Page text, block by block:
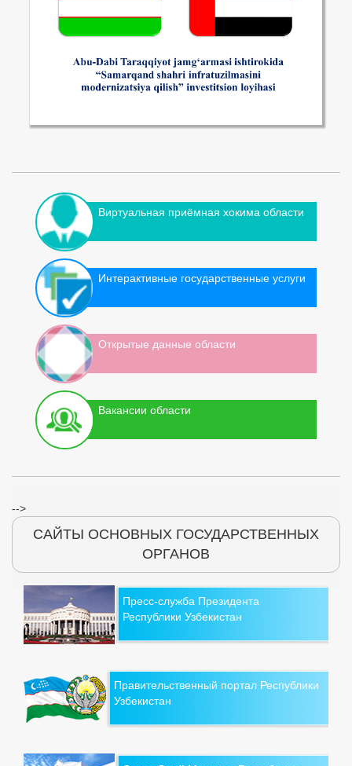
Виртуальная приёмная хокима области
Интерактивные государственные услуги
Открытые данные области
Вакансии области
-->
САЙТЫ ОСНОВНЫХ ГОСУДАРСТВЕННЫХ
ОРГАНОВ
Пресс-служба Президента
Республики Узбекистан
Правительственный портал Республики
Узбекистан